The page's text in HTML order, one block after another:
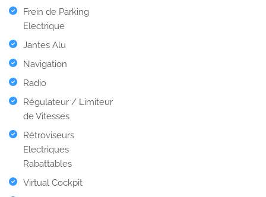
Frein de Parking
Electrique
Jantes Alu
Navigation
Radio
Régulateur / Limiteur
de Vitesses
Rétroviseurs
Electriques
Rabattables
Virtual Cockpit